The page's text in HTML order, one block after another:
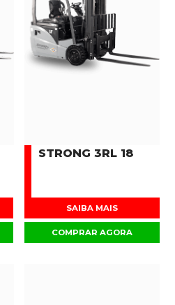
STRONG 3RL 18
SAIBA MAIS
COMPRAR AGORA